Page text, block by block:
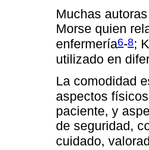
Muchas
Morse quien
enfermería6-8;
utilizado en
La comodidad
aspectos
paciente, y
de seguridad,
cuidado,